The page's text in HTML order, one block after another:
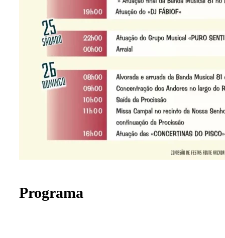
Programa